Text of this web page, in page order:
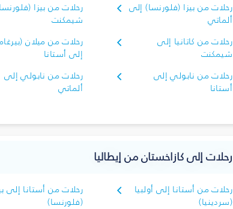
رحلات من بيزا (فلورنسا) إلى
ألماتي
رحلات من بيزا
شيمكنت
رحلات من كاتانيا إلى
شيمكنت
رحلات من ميلان
إلى أستانا
رحلات من نابولي إلى
أستانا
رحلات من نابولي إلى
ألماتي
رحلات إلى كازاخستان من إيطاليا
رحلات من أستانا إلى أولبيا
(سردينيا)
رحلات من أستانا إلى
(فلورنسا)